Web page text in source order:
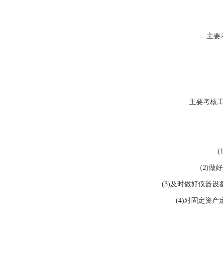
主要
主要考核
(2)做
(3)及时做好仪器设
(4)对固定资产